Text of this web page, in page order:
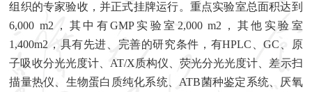
组织的专家验收，并正式挂牌运行。重点实验室总面积达到
6,000 m2 ，其中有GMP实验室 2,000 m2 ，其他实验室
1,400m2 ，具有先进、完善的研究条件，有HPLC 、GC、原
子吸收分光光度计、 AT/X质构仪、荧光分光光度计、差示扫
描量热仪、生物蛋白质纯化系统、 ATB菌种鉴定系统、厌氧